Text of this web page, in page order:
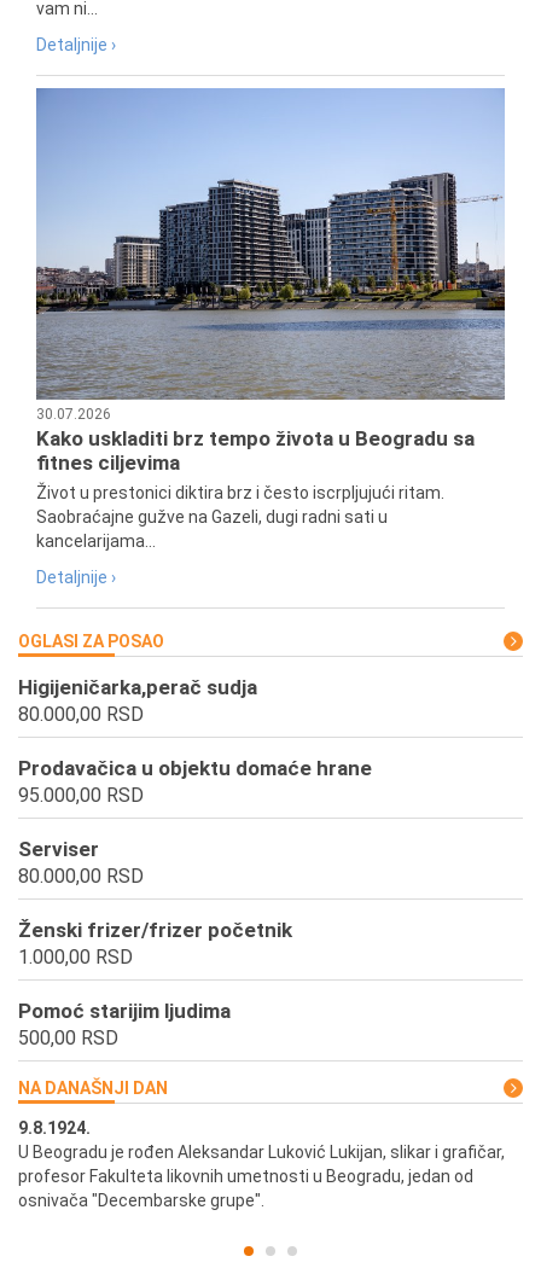
vam ni...
Detaljnije ›
30.07.2026
Kako uskladiti brz tempo života u Beogradu sa
fitnes ciljevima
Život u prestonici diktira brz i često iscrpljujući ritam.
Saobraćajne gužve na Gazeli, dugi radni sati u
kancelarijama...
Detaljnije ›
OGLASI ZA POSAO
Higijeničarka,perač sudja
80.000,00 RSD
Prodavačica u objektu domaće hrane
95.000,00 RSD
Serviser
80.000,00 RSD
Ženski frizer/frizer početnik
1.000,00 RSD
Pomoć starijim ljudima
500,00 RSD
NA DANAŠNJI DAN
9.8.1924.
U Beogradu je rođen Aleksandar Luković Lukijan, slikar i grafičar,
profesor Fakulteta likovnih umetnosti u Beogradu, jedan od
osnivača "Decembarske grupe".